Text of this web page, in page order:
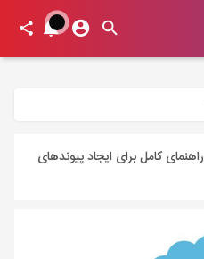
کامل برای ایجاد پیوندهای